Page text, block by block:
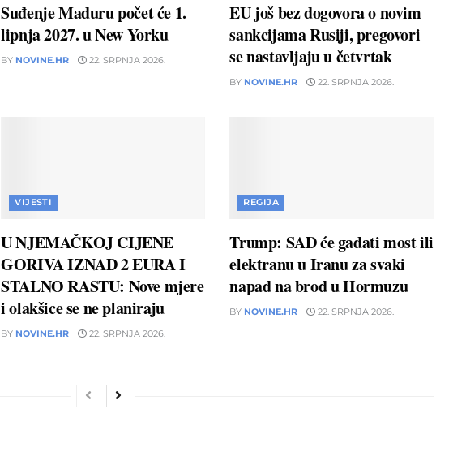
Suđenje Maduru počet će 1.
lipnja 2027. u New Yorku
BY NOVINE.HR 22. SRPNJA 2026.
EU još bez dogovora o novim
sankcijama Rusiji, pregovori
se nastavljaju u četvrtak
BY NOVINE.HR 22. SRPNJA 2026.
VIJESTI
U NJEMAČKOJ CIJENE
GORIVA IZNAD 2 EURA I
STALNO RASTU: Nove mjere
i olakšice se ne planiraju
BY NOVINE.HR 22. SRPNJA 2026.
REGIJA
Trump: SAD će gađati most ili
elektranu u Iranu za svaki
napad na brod u Hormuzu
BY NOVINE.HR 22. SRPNJA 2026.